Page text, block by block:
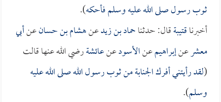
ثوب رسول صلى الله عليه وسلم فأحكه).
أخبرناقتيبةقال: حدثناحماد بن زيدعنهشام بن حسانعنأبي
معشرعنإبراهيمعنالأسودعنعائشةرضي الله عنها قالت
(لقد رأيتني أفرك الجنابة من ثوب رسول الله صلى الله عليه
وسلم).